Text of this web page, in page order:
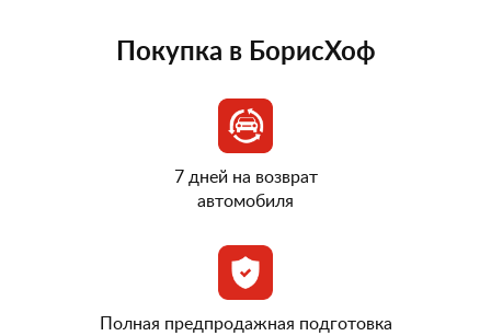
Покупка в БорисХоф
7 дней на возврат
автомобиля
Полная предпродажная подготовка